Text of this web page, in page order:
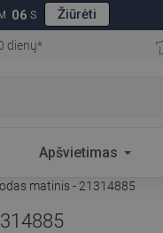
M 05 S Žiūrėti
dienų*
Apšvietimas
matinis - 21314885